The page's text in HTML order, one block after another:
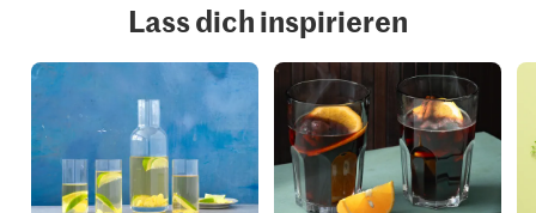
Lass dich inspirieren